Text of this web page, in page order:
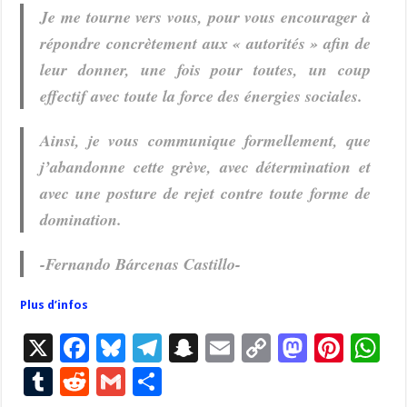
Je me tourne vers vous, pour vous encourager à
répondre concrètement aux « autorités » afin de
leur donner, une fois pour toutes, un coup
effectif avec toute la force des énergies sociales.
Ainsi, je vous communique formellement, que
j’abandonne cette grève, avec détermination et
avec une posture de rejet contre toute forme de
domination.
-Fernando Bárcenas Castillo-
Plus d’infos
X
F
ac
Bl
u
T
S
E
C
M Pi
T
R
G